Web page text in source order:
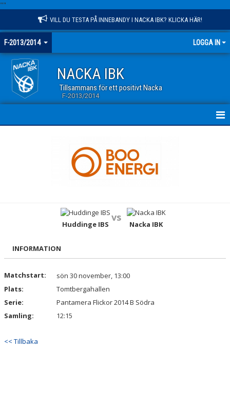
""
VILL DU TESTA PÅ INNEBANDY I NACKA IBK? KLICKA HÄR!
F-2013/2014 LOGGA IN
NACKA IBK
Tillsammans för ett positivt Nacka
F-2013/2014
BILDGALLERI
KONTAKT
Huddinge IBS
vs
Nacka IBK
INFORMATION
Matchstart:
sön 30 november, 13:00
Plats:
Tomtbergahallen
Serie:
Pantamera Flickor 2014 B Södra
Samling:
12:15
<< Tillbaka